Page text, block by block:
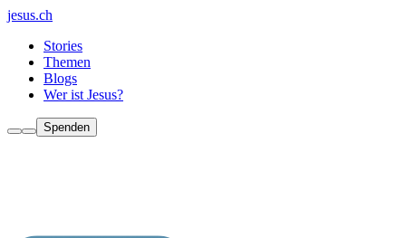
jesus.ch
Stories
Themen
Blogs
Wer ist Jesus?
Spenden